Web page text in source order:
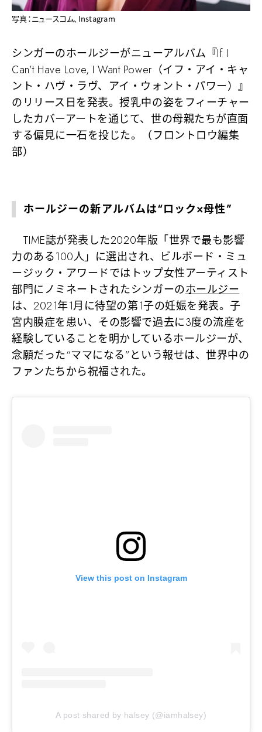
写真：ニュースコム、Instagram
シンガーのホールジーがニューアルバム『If I
Can’t Have Love, I Want Power（イフ・アイ・キャ
ント・ハヴ・ラヴ、アイ・ウォント・パワー）』
のリリース日を発表。授乳中の姿をフィーチャー
したカバーアートを通じて、世の母親たちが直面
する偏見に一石を投じた。（フロントロウ編集
部）
ホールジーの新アルバムは“ロック×母性”
TIME誌が発表した2020年版「世界で最も影響
力のある100人」に選出され、ビルボード・ミュ
ージック・アワードではトップ女性アーティスト
部門にノミネートされたシンガーのホールジー
は、2021年1月に待望の第1子の妊娠を発表。子
宮内膜症を患い、その影響で過去に3度の流産を
経験していることを明かしているホールジーが、
念願だった“ママになる”という報せは、世界中の
ファンたちから祝福された。
View this post on Instagram
A post shared by halsey (@iamhalsey)